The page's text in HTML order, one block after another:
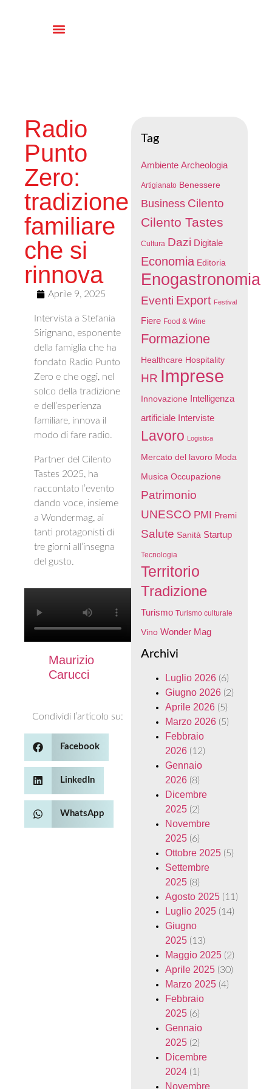
Radio
Punto
Zero:
tradizione
familiare
che si
rinnova
Aprile 9, 2025
Intervista a Stefania
Sirignano, esponente
della famiglia che ha
fondato Radio Punto
Zero e che oggi, nel
solco della tradizione
e dell’esperienza
familiare, innova il
modo di fare radio.
Partner del Cilento
Tastes 2025, ha
raccontato l’evento
dando voce, insieme
a Wondermag, ai
tanti protagonisti di
tre giorni all’insegna
del gusto.
Maurizio
Carucci
Condividi l’articolo su:
Facebook
LinkedIn
WhatsApp
Tag
Ambiente Archeologia
Artigianato Benessere
Business Cilento
Cilento Tastes
Cultura Dazi Digitale
Economia Editoria
Enogastronomia
Eventi Export Festival
Fiere Food & Wine
Formazione
Healthcare Hospitality
HR Imprese
Innovazione Intelligenza
artificiale Interviste
Lavoro Logistica
Mercato del lavoro Moda
Musica Occupazione
Patrimonio
UNESCO PMI Premi
Salute Sanità Startup
Tecnologia
Territorio
Tradizione
Turismo Turismo culturale
Vino Wonder Mag
Archivi
Luglio 2026(6)
Giugno 2026(2)
Aprile 2026(5)
Marzo 2026(5)
Febbraio
2026(12)
Gennaio
2026(8)
Dicembre
2025(2)
Novembre
2025(6)
Ottobre 2025(5)
Settembre
2025(8)
Agosto 2025(11)
Luglio 2025(14)
Giugno
2025(13)
Maggio 2025(2)
Aprile 2025(30)
Marzo 2025(4)
Febbraio
2025(6)
Gennaio
2025(2)
Dicembre
2024(1)
Novembre